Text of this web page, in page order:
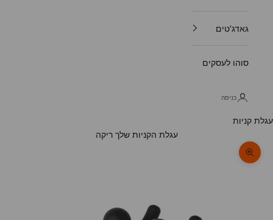
גאדג'טים
סוהו לעסקים
כניסה
עגלת קניות
עגלת הקניות שלך ריקה
תקריב